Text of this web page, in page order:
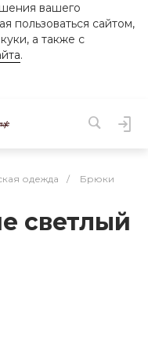
вашего
пользоваться сайтом,
а также с
.
одежда /
Брюки
светлый